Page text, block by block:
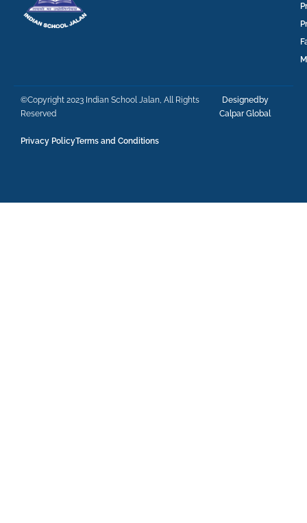
©Copyright 2023 Indian School Jalan, All Rights
Reserved
Designedby
Calpar Global
Privacy PolicyTerms and Conditions